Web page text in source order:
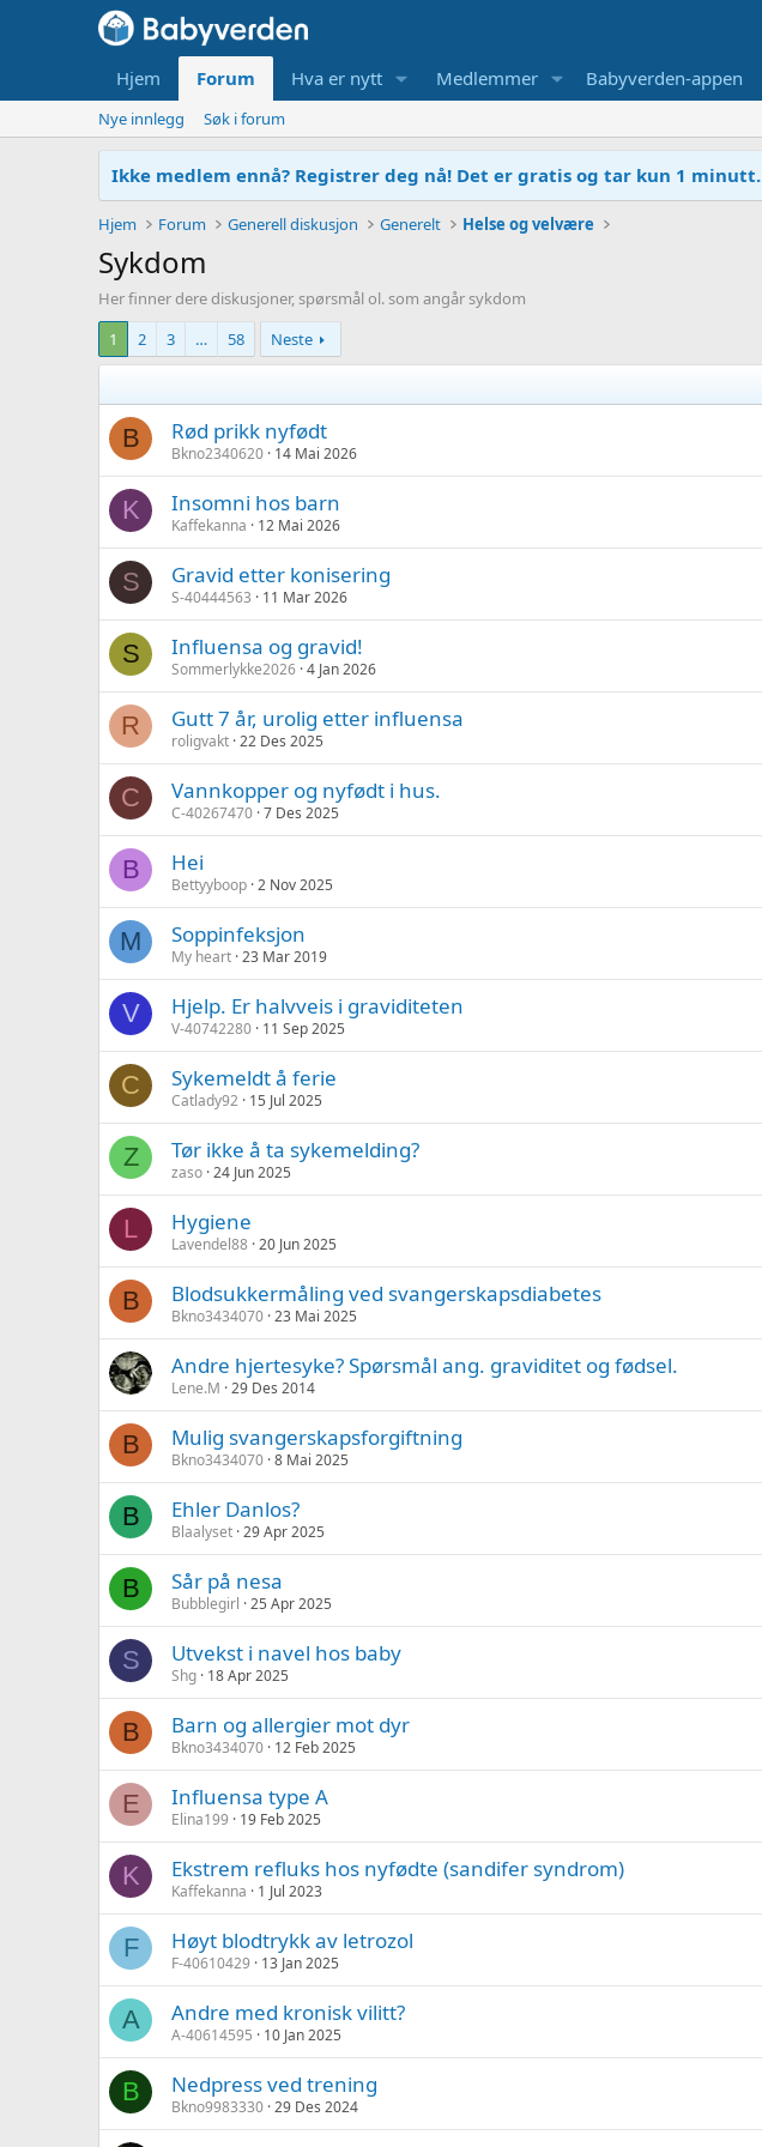
Hjem Forum Hva er nytt Medlemmer Babyverden-appen
Nye innlegg Søk i forum
Ikke medlem ennå? Registrer deg nå! Det er gratis og tar kun 1 minutt.
Hjem Forum Generell diskusjon Generelt Helse og velvære
Sykdom
Her finner dere diskusjoner, spørsmål ol. som angår sykdom
1
2 3 … 58 Neste
B Rød prikk nyfødt
Bkno2340620 14 Mai 2026
K Insomni hos barn
Kaffekanna 12 Mai 2026
S Gravid etter konisering
S-40444563 11 Mar 2026
S Influensa og gravid!
Sommerlykke2026 4 Jan 2026
R Gutt 7 år, urolig etter influensa
roligvakt 22 Des 2025
C Vannkopper og nyfødt i hus.
C-40267470 7 Des 2025
B Hei
Bettyyboop 2 Nov 2025
M Soppinfeksjon
My heart 23 Mar 2019
V Hjelp. Er halvveis i graviditeten
V-40742280 11 Sep 2025
C Sykemeldt å ferie
Catlady92 15 Jul 2025
Z Tør ikke å ta sykemelding?
zaso 24 Jun 2025
L Hygiene
Lavendel88 20 Jun 2025
B Blodsukkermåling ved svangerskapsdiabetes
Bkno3434070 23 Mai 2025
Andre hjertesyke? Spørsmål ang. graviditet og fødsel.
Lene.M 29 Des 2014
B Mulig svangerskapsforgiftning
Bkno3434070 8 Mai 2025
B Ehler Danlos?
Blaalyset 29 Apr 2025
B Sår på nesa
Bubblegirl 25 Apr 2025
S Utvekst i navel hos baby
Shg 18 Apr 2025
B Barn og allergier mot dyr
Bkno3434070 12 Feb 2025
E Influensa type A
Elina199 19 Feb 2025
K Ekstrem refluks hos nyfødte (sandifer syndrom)
Kaffekanna 1 Jul 2023
F Høyt blodtrykk av letrozol
F-40610429 13 Jan 2025
A Andre med kronisk vilitt?
A-40614595 10 Jan 2025
B Nedpress ved trening
Bkno9983330 29 Des 2024